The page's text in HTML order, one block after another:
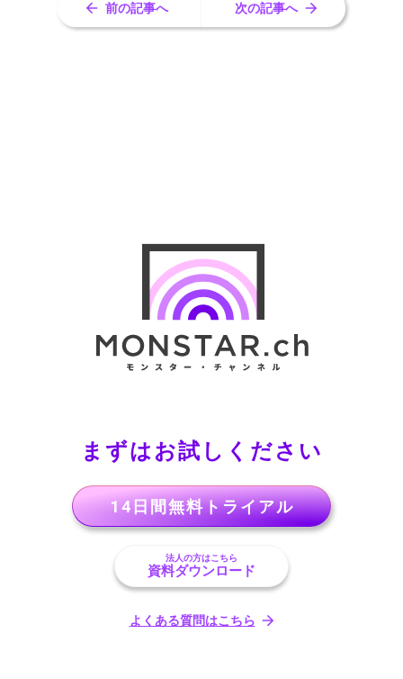
前の記事へ 次の記事へ
まずはお試しください
14日間無料トライアル
法人の方はこちら
資料ダウンロード
よくある質問はこちら